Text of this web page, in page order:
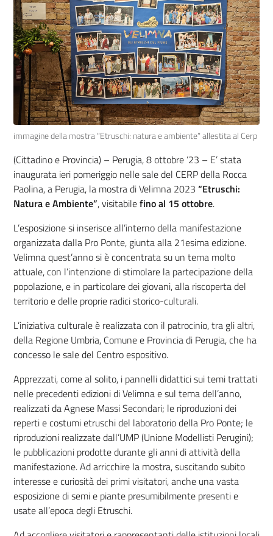
immagine della mostra “Etruschi: natura e ambiente” allestita al Cerp
(Cittadino e Provincia) – Perugia, 8 ottobre ‘23 – E’ stata
inaugurata ieri pomeriggio nelle sale del CERP della Rocca
Paolina, a Perugia, la mostra di Velimna 2023 “Etruschi:
Natura e Ambiente”, visitabilefino al 15 ottobre.
L’esposizione si inserisce all’interno della manifestazione
organizzata dalla Pro Ponte, giunta alla 21esima edizione.
Velimna quest’anno si è concentrata su un tema molto
attuale, con l’intenzione di stimolare la partecipazione della
popolazione, e in particolare dei giovani, alla riscoperta del
territorio e delle proprie radici storico-culturali.
L’iniziativa culturale è realizzata con il patrocinio, tra gli altri,
della Regione Umbria, Comune e Provincia di Perugia, che ha
concesso le sale del Centro espositivo.
Apprezzati, come al solito, i pannelli didattici sui temi trattati
nelle precedenti edizioni di Velimna e sul tema dell’anno,
realizzati da Agnese Massi Secondari; le riproduzioni dei
reperti e costumi etruschi del laboratorio della Pro Ponte; le
riproduzioni realizzate dall’UMP (Unione Modellisti Perugini);
le pubblicazioni prodotte durante gli anni di attività della
manifestazione. Ad arricchire la mostra, suscitando subito
interesse e curiosità dei primi visitatori, anche una vasta
esposizione di semi e piante presumibilmente presenti e
usate all’epoca degli Etruschi.